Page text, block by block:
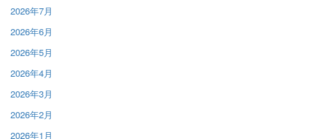
2026年7月
2026年6月
2026年5月
2026年4月
2026年3月
2026年2月
2026年1月